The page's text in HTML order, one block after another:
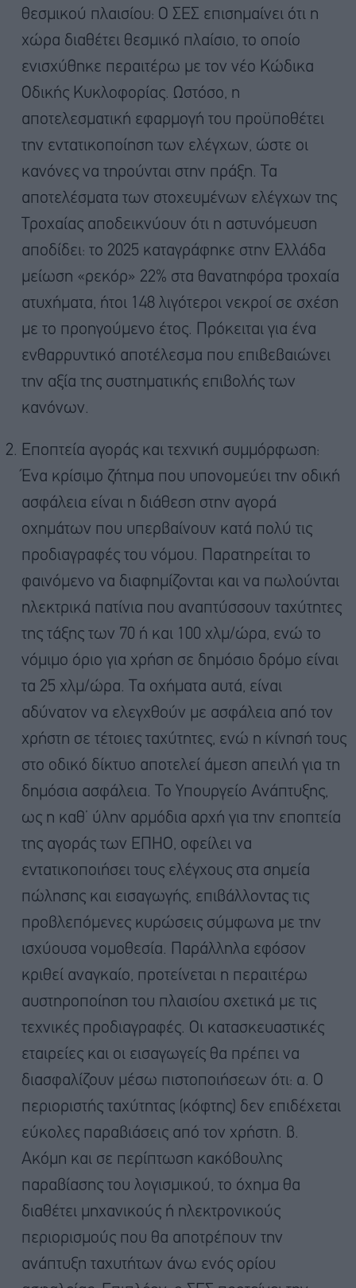
θεσμικού πλαισίου: Ο ΣΕΣ επισημαίνει ότι η
χώρα διαθέτει θεσμικό πλαίσιο, το οποίο
ενισχύθηκε περαιτέρω με τον νέο Κώδικα
Οδικής Κυκλοφορίας. Ωστόσο, η
αποτελεσματική εφαρμογή του προϋποθέτει
την εντατικοποίηση των ελέγχων, ώστε οι
κανόνες να τηρούνται στην πράξη. Τα
αποτελέσματα των στοχευμένων ελέγχων της
Τροχαίας αποδεικνύουν ότι η αστυνόμευση
αποδίδει: το 2025 καταγράφηκε στην Ελλάδα
μείωση «ρεκόρ» 22% στα θανατηφόρα τροχαία
ατυχήματα, ήτοι 148 λιγότεροι νεκροί σε σχέση
με το προηγούμενο έτος. Πρόκειται για ένα
ενθαρρυντικό αποτέλεσμα που επιβεβαιώνει
την αξία της συστηματικής επιβολής των
κανόνων.
Εποπτεία αγοράς και τεχνική συμμόρφωση:
Ένα κρίσιμο ζήτημα που υπονομεύει την οδική
ασφάλεια είναι η διάθεση στην αγορά
οχημάτων που υπερβαίνουν κατά πολύ τις
προδιαγραφές του νόμου. Παρατηρείται το
φαινόμενο να διαφημίζονται και να πωλούνται
ηλεκτρικά πατίνια που αναπτύσσουν ταχύτητες
της τάξης των 70 ή και 100 χλμ/ώρα, ενώ το
νόμιμο όριο για χρήση σε δημόσιο δρόμο είναι
τα 25 χλμ/ώρα. Τα οχήματα αυτά, είναι
αδύνατον να ελεγχθούν με ασφάλεια από τον
χρήστη σε τέτοιες ταχύτητες, ενώ η κίνησή τους
στο οδικό δίκτυο αποτελεί άμεση απειλή για τη
δημόσια ασφάλεια. Το Υπουργείο Ανάπτυξης,
ως η καθ’ ύλην αρμόδια αρχή για την εποπτεία
της αγοράς των ΕΠΗΟ, οφείλει να
εντατικοποιήσει τους ελέγχους στα σημεία
πώλησης και εισαγωγής, επιβάλλοντας τις
προβλεπόμενες κυρώσεις σύμφωνα με την
ισχύουσα νομοθεσία. Παράλληλα εφόσον
κριθεί αναγκαίο, προτείνεται η περαιτέρω
αυστηροποίηση του πλαισίου σχετικά με τις
τεχνικές προδιαγραφές. Οι κατασκευαστικές
εταιρείες και οι εισαγωγείς θα πρέπει να
διασφαλίζουν μέσω πιστοποιήσεων ότι: α. Ο
περιοριστής ταχύτητας (κόφτης) δεν επιδέχεται
εύκολες παραβιάσεις από τον χρήστη. β.
Ακόμη και σε περίπτωση κακόβουλης
παραβίασης του λογισμικού, το όχημα θα
διαθέτει μηχανικούς ή ηλεκτρονικούς
περιορισμούς που θα αποτρέπουν την
ανάπτυξη ταχυτήτων άνω ενός ορίου